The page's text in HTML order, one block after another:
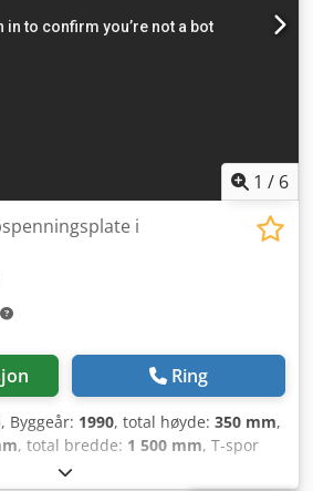
1 / 6
i
Ring
, Byggeår: 1990, total høyde: 350 mm,
, total bredde: 1 500 mm, T-spor
- Støpejern Lengde: 5100 mm